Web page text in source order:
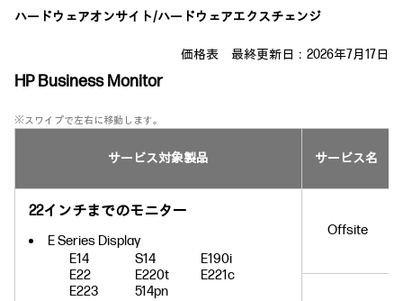
ハードウェアオンサイト/ハードウェアエクスチェンジ
価格表 最終更新日：2026年7月17日
HP Business Monitor
※スワイプで左右に移動します。
サービス対象製品 サービス名
22インチまでのモニター
E Series Display
E14
S14
E190i
E22
E220t
E221c
E223
514pn
Offsite